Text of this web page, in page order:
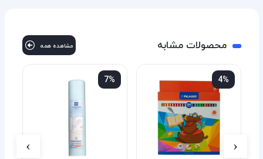
محصولات مشابه مشاهده همه
4%
7%
‹
›